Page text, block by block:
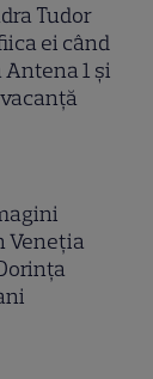
Tudor
ei când
1 și
Veneția